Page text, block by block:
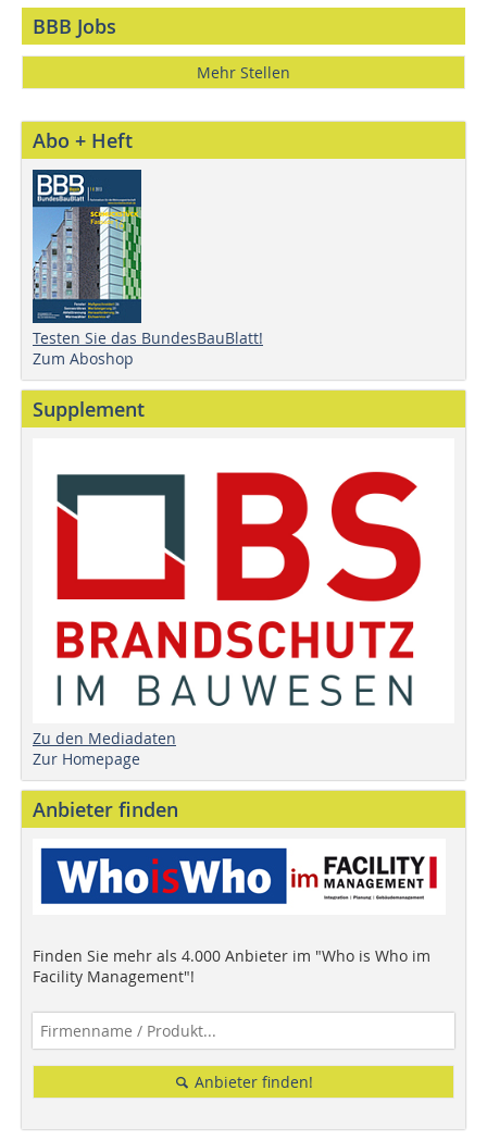
BBB Jobs
Mehr Stellen
Abo + Heft
Testen Sie das BundesBauBlatt!
Zum Aboshop
Supplement
Zu den Mediadaten
Zur Homepage
Anbieter finden
Finden Sie mehr als 4.000 Anbieter im "Who is Who im
Facility Management"!
Anbieter finden!